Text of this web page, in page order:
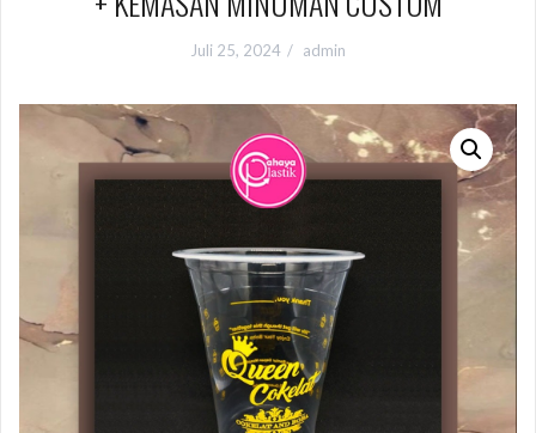
Juli 25, 2024 admin